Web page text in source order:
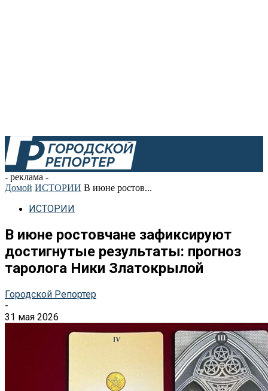
- реклама -
Домой ИСТОРИИ В июне ростов...
ИСТОРИИ
В июне ростовчане зафиксируют
достигнутые результаты: прогноз
таролога Ники Златокрылой
Городской Репортер
-
31 мая 2026